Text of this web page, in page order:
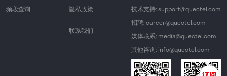
频段查询
隐私政策
联系我们
技术支持: support@quectel.com
招聘: career@quectel.com
媒体联系: media@quectel.com
其他咨询: info@quectel.com